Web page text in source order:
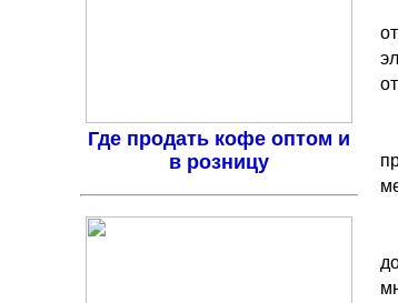
Где продать кофе оптом и
в розницу